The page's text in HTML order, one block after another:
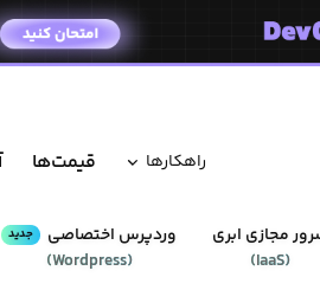
راهکار‌ها قیمت‌ها
وردپرس‌ اختصاصی جدید
(
Wordpress
)
مجازی ابری
(
IaaS
)